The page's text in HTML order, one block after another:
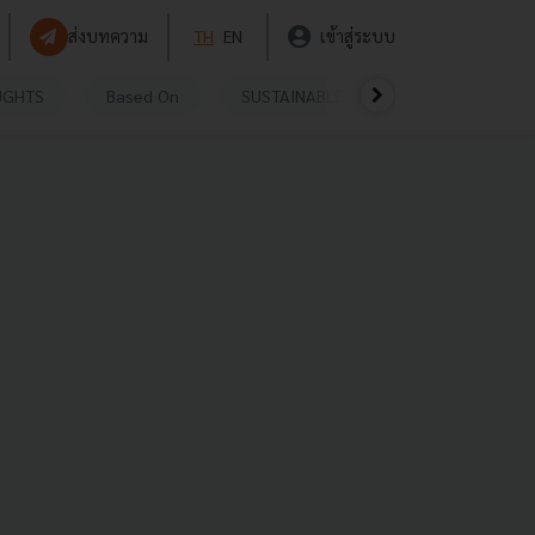
ส่งบทความ TH EN เข้าสู่ระบบ
Based On SUSTAINABLE